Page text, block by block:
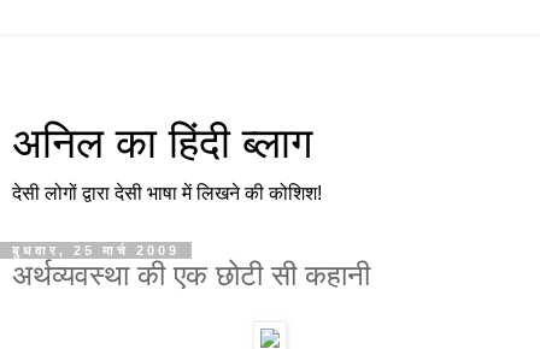
अनिल का हिंदी ब्लाग
देसी लोगों द्वारा देसी भाषा में लिखने की कोशिश!
बुधवार, 25 मार्च 2009
अर्थव्यवस्था की एक छोटी सी कहानी